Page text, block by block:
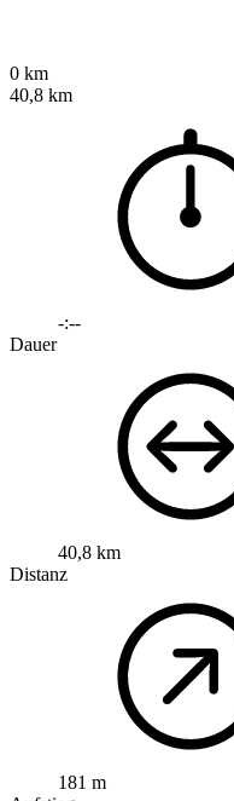
0 km
40,8 km
-:--
Dauer
40,8 km
Distanz
181 m